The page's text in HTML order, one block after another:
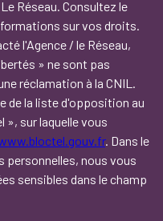
Réseau. Consultez le
sur vos droits.
l'Agence / le Réseau,
» ne sont pas
réclamation à la CNIL.
de la liste d'opposition au
», sur laquelle vous
. Dans le
personnelles, nous vous
sensibles dans le champ